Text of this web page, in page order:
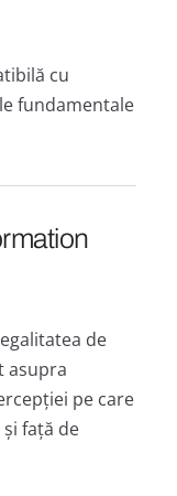
cu
fundamentale
de
asupra
pe care
față de